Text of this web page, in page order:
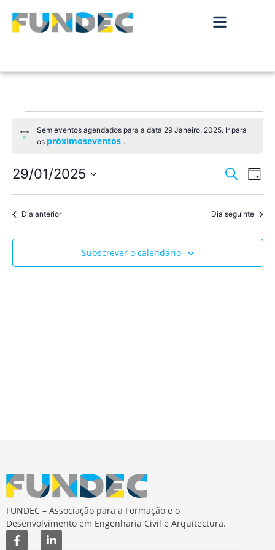
Aviso
Sem eventos agendados para a data 29 Janeiro, 2025. Ir para
os próximoseventos .
de
e
Pesquisar
de
de
Dia
29/01/2025
a
data.Dia anterior Dia seguinte
Subscrever o calendário
FUNDEC – Associação para a Formação e o
Desenvolvimento em Engenharia Civil e Arquitectura.